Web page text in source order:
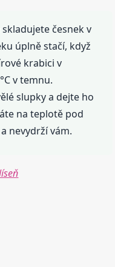
česnek v
úplně stačí, když
krabici v
v temnu.
slupky a dejte ho
na teplotě pod
nevydrží vám.